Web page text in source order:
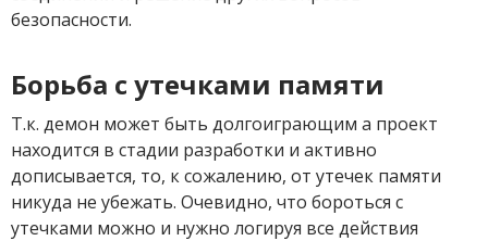
безопасности.
Борьба с утечками памяти
Т.к. демон может быть долгоиграющим а проект
находится в стадии разработки и активно
дописывается, то, к сожалению, от утечек памяти
никуда не убежать. Очевидно, что бороться с
утечками можно и нужно логируя все действия